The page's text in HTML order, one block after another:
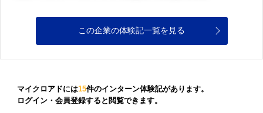
この企業の体験記一覧を見る
マイクロアドには15件のインターン体験記があります。
ログイン・会員登録すると閲覧できます。